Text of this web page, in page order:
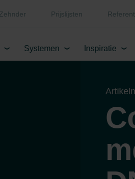
Prijslijsten
Systemen Inspiratie